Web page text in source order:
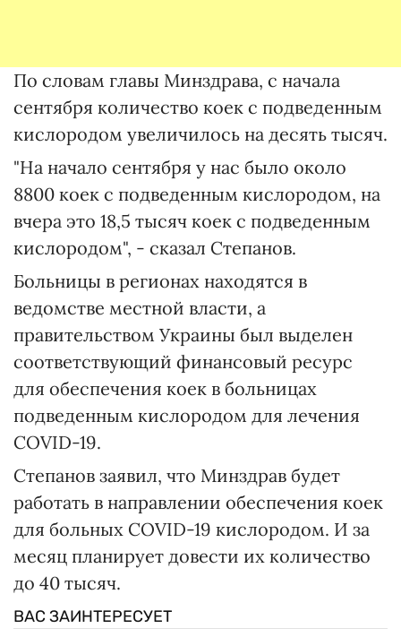
По словам главы Минздрава, с начала
сентября количество коек с подведенным
кислородом увеличилось на десять тысяч.
"На начало сентября у нас было около
8800 коек с подведенным кислородом, на
вчера это 18,5 тысяч коек с подведенным
кислородом", - сказал Степанов.
Больницы в регионах находятся в
ведомстве местной власти, а
правительством Украины был выделен
соответствующий финансовый ресурс
для обеспечения коек в больницах
подведенным кислородом для лечения
COVID-19.
Степанов заявил, что Минздрав будет
работать в направлении обеспечения коек
для больных COVID-19 кислородом. И за
месяц планирует довести их количество
до 40 тысяч.
ВАС ЗАИНТЕРЕСУЕТ